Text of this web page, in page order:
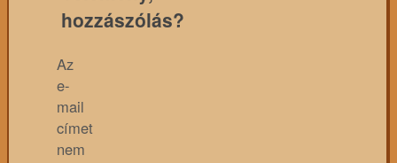
hozzászólás?
Az
e-
mail
címet
nem